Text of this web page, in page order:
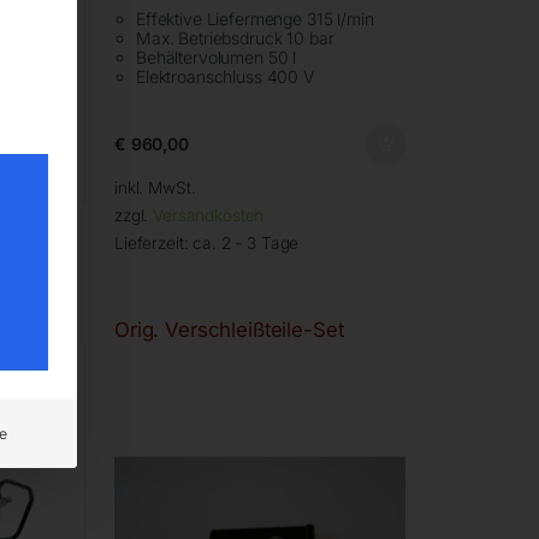
Effektive Liefermenge 315 l/min
Max. Betriebsdruck 10 bar
Behältervolumen 50 l
Elektroanschluss 400 V
€ 960,00
inkl. MwSt.
zzgl. Versandkosten
Lieferzeit: ca. 2 - 3 Tage
Orig. Verschleißteile-Set